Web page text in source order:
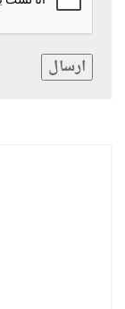
ارسال